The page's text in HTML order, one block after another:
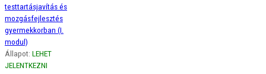
testtartásjavítás és
mozgásfejlesztés
gyermekkorban (I.
modul)
Állapot: LEHET
JELENTKEZNI